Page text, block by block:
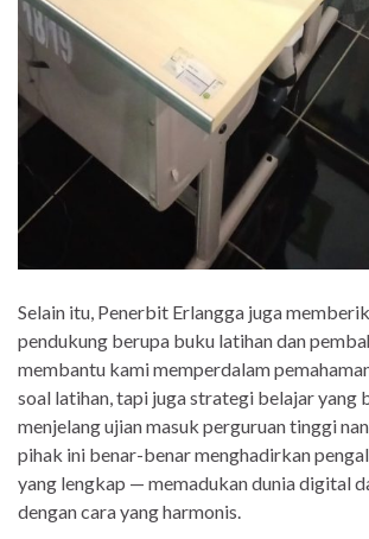
Selain itu, Penerbit Erlangga juga
pendukung berupa buku latihan dan
membantu kami memperdalam
soal latihan, tapi juga strategi belajar yang
menjelang ujian masuk perguruan tinggi
pihak ini benar-benar menghadirkan
yang lengkap — memadukan dunia digital
dengan cara yang harmonis.